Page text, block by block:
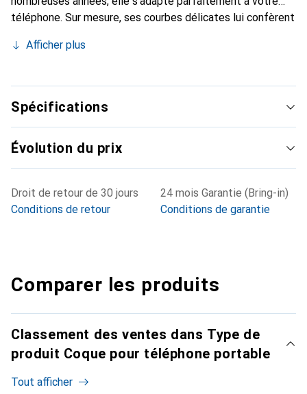
téléphone. Sur mesure, ses courbes délicates lui confèrent
et indispensable de votre smartphone. Reconnaît
marque Noreve est un choix sûr pour une clientèle
exigeante.
Afficher plus
Spécifications
Évolution du prix
Droit de retour de 30 jours
Conditions de retour
24 mois Garantie (Bring-in)
Conditions de garantie
Comparer les produits
Classement des ventes dans Type de
produit Coque pour téléphone portable
Tout afficher